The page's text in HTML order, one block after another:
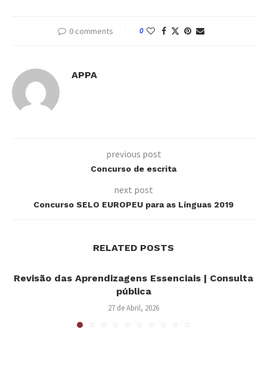
0 comments 0
APPA
previous post
Concurso de escrita
next post
Concurso SELO EUROPEU para as Línguas 2019
RELATED POSTS
Revisão das Aprendizagens Essenciais | Consulta
pública
27 de Abril, 2026